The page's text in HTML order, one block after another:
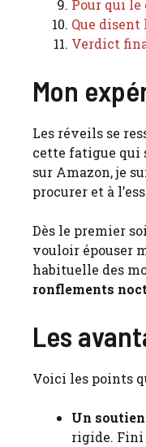
Pour qui
Que
Verdict
Mon
Les réveils se
cette fatigue qui
sur Amazon, je
procurer et à
Dès le premier
vouloir épouser
habituelle des
ronflements
Les
Voici les points
Un
rigide. Fini